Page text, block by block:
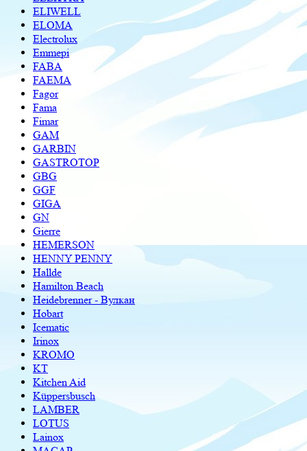
ELIWELL
ELOMA
Electrolux
Emmepi
FABA
FAEMA
Fagor
Fama
Fimar
GAM
GARBIN
GASTROTOP
GBG
GGF
GIGA
GN
Gierre
HEMERSON
HENNY PENNY
Hallde
Hamilton Beach
Heidebrenner - Вулкан
Hobart
Icematic
Irinox
KROMO
KT
Kitchen Aid
Küppersbusch
LAMBER
LOTUS
Lainox